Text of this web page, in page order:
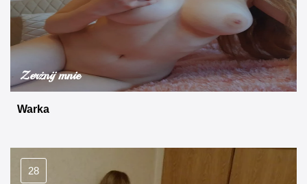
Zerżnij mnie
Warka
28